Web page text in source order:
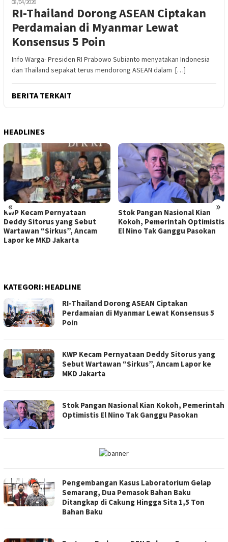
08/04/2026
RI-Thailand Dorong ASEAN Ciptakan
Perdamaian di Myanmar Lewat
Konsensus 5 Poin
Info Warga- Presiden RI Prabowo Subianto menyatakan Indonesia
dan Thailand sepakat terus mendorong ASEAN dalam […]
BERITA TERKAIT
HEADLINES
« »
KWP Kecam Pernyataan
Deddy Sitorus yang Sebut
Wartawan “Sirkus”, Ancam
Lapor ke MKD Jakarta
Stok Pangan Nasional Kian
Kokoh, Pemerintah Optimistis
El Nino Tak Ganggu Pasokan
KATEGORI: HEADLINE
RI-Thailand Dorong ASEAN Ciptakan
Perdamaian di Myanmar Lewat Konsensus 5
Poin
KWP Kecam Pernyataan Deddy Sitorus yang
Sebut Wartawan “Sirkus”, Ancam Lapor ke
MKD Jakarta
Stok Pangan Nasional Kian Kokoh, Pemerintah
Optimistis El Nino Tak Ganggu Pasokan
Pengembangan Kasus Laboratorium Gelap
Semarang, Dua Pemasok Bahan Baku
Ditangkap di Cakung Hingga Sita 1,5 Ton
Bahan Baku